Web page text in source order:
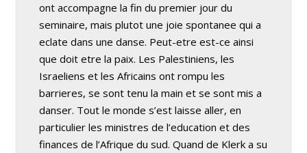
ont accompagne la fin du premier jour du
seminaire, mais plutot une joie spontanee qui a
eclate dans une danse. Peut-etre est-ce ainsi
que doit etre la paix. Les Palestiniens, les
Israeliens et les Africains ont rompu les
barrieres, se sont tenu la main et se sont mis a
danser. Tout le monde s’est laisse aller, en
particulier les ministres de l’education et des
finances de l’Afrique du sud. Quand de Klerk a su